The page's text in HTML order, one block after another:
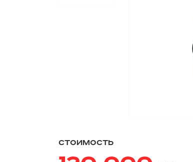
стоимость